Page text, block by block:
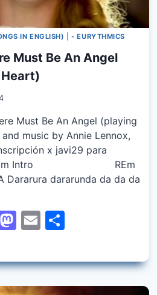
IN ENGLISH) |- EURYTHMICS
Must Be An Angel
Must Be An Angel (playing
music by Annie Lennox,
x javi29 para
Intro REm
dararunda da da da
Mastodon
Email